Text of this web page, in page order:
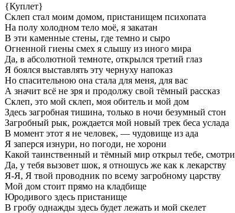
{Куплет}
Склеп стал моим домом, пристанищем психопата
На полу холодном тело моё, я закатан
В эти каменные стены, где темно и сыро
Огненной гиены смех я слышу из иного мира
Да, в абсолютной темноте, открылся третий глаз
Я боялся выставлять эту чернуху напоказ
Но спасительною она стала для меня, для вас
А значит всё не зря и продолжу свой тёмный рассказ
Склеп, это мой склеп, моя обитель и мой дом
Здесь загробная тишина, только в ночи безумный стон
Загробный рык, рождается мой новый трек беса услада
В момент этот я не человек, — чудовище из ада
Я заперся изнури, но погоди, не хорони
Какой таинственный и тёмный мир открыл тебе, смотри
Да, у тебя вызовет шок, я отношусь же как к лекарству
Я-Я, Я твой проводник по всему загробному царству
Мой дом стоит прямо на кладбище
Юродивого здесь пристанище
В гробу однажды здесь будет лежать и мой скелет